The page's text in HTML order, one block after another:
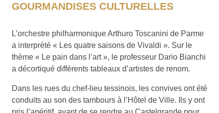
GOURMANDISES CULTURELLES
L’orchestre philharmonique Arthuro Toscanini de Parme
a interprété « Les quatre saisons de Vivaldi ». Sur le
thème « Le pain dans l’art », le professeur Dario Bianchi
a décortiqué différents tableaux d’artistes de renom.
Dans les rues du chef-lieu tessinois, les convives ont été
conduits au son des tambours à l’Hôtel de Ville. Ils y ont